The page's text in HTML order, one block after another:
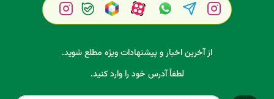
از آخرین اخبار و پیشنهادات ویژه مطلع شوید.
لطفاً آدرس خود را وارد کنید.